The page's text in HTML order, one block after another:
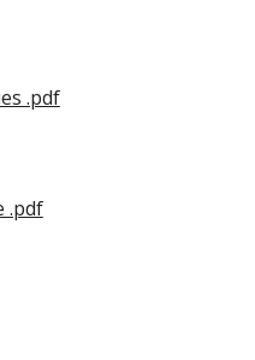
.pdf
.pdf